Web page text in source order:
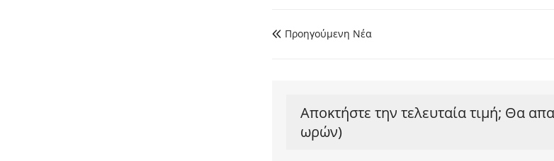
 Προηγούμενη Νέα
Αποκτήστε την τελευταία τιμή; Θα
ωρών)